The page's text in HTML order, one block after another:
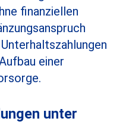
finanziellen
einer
unter